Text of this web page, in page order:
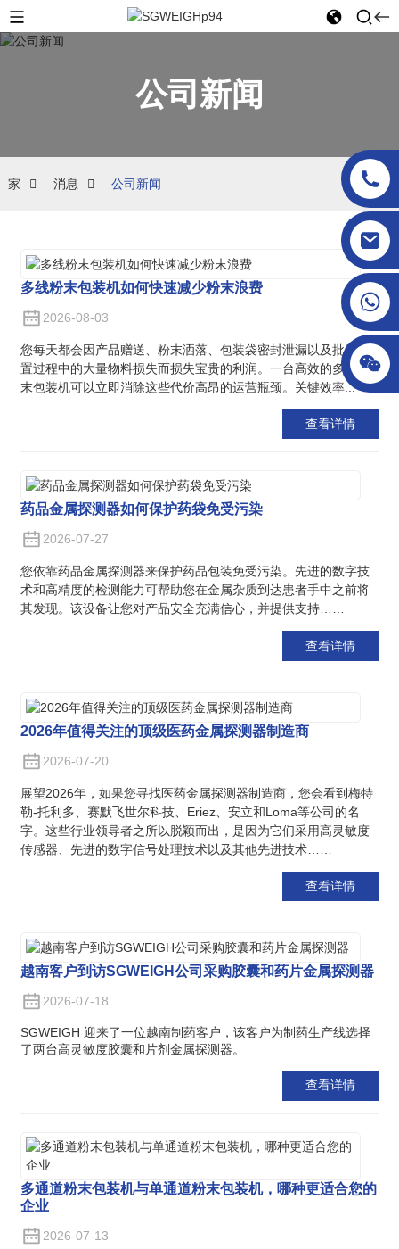
公司新闻
家 消息 公司新闻
多线粉末包装机如何快速减少粉末浪费
2026-08-03
您每天都会因产品赠送、粉末洒落、包装袋密封泄漏以及批量设
置过程中的大量物料损失而损失宝贵的利润。一台高效的多线粉
末包装机可以立即消除这些代价高昂的运营瓶颈。关键效率...
查看详情
药品金属探测器如何保护药袋免受污染
2026-07-27
您依靠药品金属探测器来保护药品包装免受污染。先进的数字技
术和高精度的检测能力可帮助您在金属杂质到达患者手中之前将
其发现。该设备让您对产品安全充满信心，并提供支持……
查看详情
2026年值得关注的顶级医药金属探测器制造商
2026-07-20
展望2026年，如果您寻找医药金属探测器制造商，您会看到梅特
勒-托利多、赛默飞世尔科技、Eriez、安立和Loma等公司的名
字。这些行业领导者之所以脱颖而出，是因为它们采用高灵敏度
传感器、先进的数字信号处理技术以及其他先进技术……
查看详情
越南客户到访SGWEIGH公司采购胶囊和药片金属探测器
2026-07-18
SGWEIGH 迎来了一位越南制药客户，该客户为制药生产线选择
了两台高灵敏度胶囊和片剂金属探测器。
查看详情
多通道粉末包装机与单通道粉末包装机，哪种更适合您的
企业
2026-07-13